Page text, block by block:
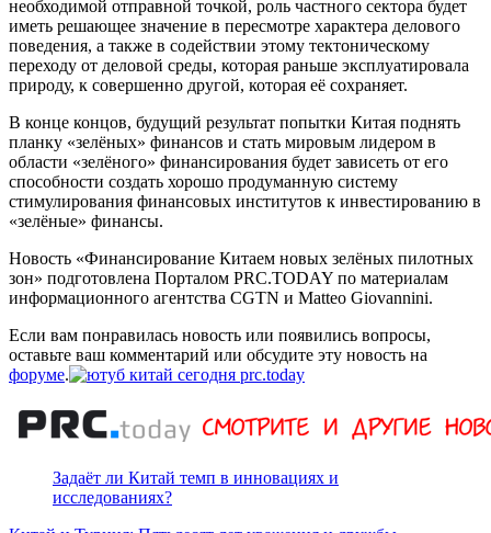
необходимой отправной точкой, роль частного сектора будет
иметь решающее значение в пересмотре характера делового
поведения, а также в содействии этому тектоническому
переходу от деловой среды, которая раньше эксплуатировала
природу, к совершенно другой, которая её сохраняет.
В конце концов, будущий результат попытки Китая поднять
планку «зелёных» финансов и стать мировым лидером в
области «зелёного» финансирования будет зависеть от его
способности создать хорошо продуманную систему
стимулирования финансовых институтов к инвестированию в
«зелёные» финансы.
Новость «Финансирование Китаем новых зелёных пилотных
зон» подготовлена Порталом PRC.TODAY по материалам
информационного агентства CGTN и Matteo Giovannini.
Если вам понравилась новость или появились вопросы,
оставьте ваш комментарий или обсудите эту новость на
форуме.
Задаёт ли Китай темп в инновациях и
исследованиях?